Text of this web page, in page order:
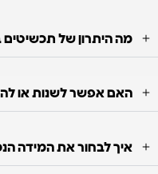
מה היתרון של תכשיטים
האם אפשר לשנות או
איך לבחור את המידה